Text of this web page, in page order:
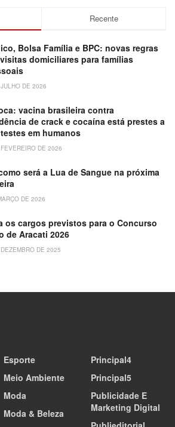
Recente
Bolsa Família e BPC: novas regras
domiciliares para famílias
DE 2026
vacina brasileira contra
de crack e cocaína está prestes a
em humanos
DE 2026
será a Lua de Sangue na próxima
DE 2026
os cargos previstos para o Concurso
de Aracati 2026
DE 2025
Esporte
Meio Ambiente
Moda
Moda & Beleza
Principal4
Principal5
Publicidade E
Marketing Digital